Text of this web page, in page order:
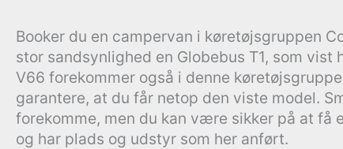
Booker du en campervan i køretøjsgruppen
stor sandsynlighed en Globebus T1, som vist
V66 forekommer også i denne
garantere, at du får netop den viste model.
forekomme, men du kan være sikker på at få
og har plads og udstyr som her anført.